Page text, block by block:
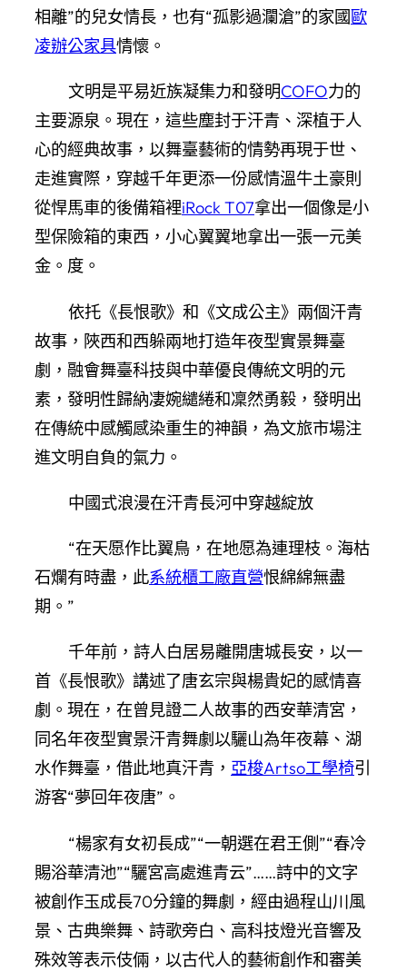
相離”的兒女情長，也有“孤影過瀾滄”的家國歐
凌辦公家具情懷。
文明是平易近族凝集力和發明COFO力的
主要源泉。現在，這些塵封于汗青、深植于人
心的經典故事，以舞臺藝術的情勢再現于世、
走進實際，穿越千年更添一份感情溫牛土豪則
從悍馬車的後備箱裡iRock T07拿出一個像是小
型保險箱的東西，小心翼翼地拿出一張一元美
金。度。
依托《長恨歌》和《文成公主》兩個汗青
故事，陜西和西躲兩地打造年夜型實景舞臺
劇，融會舞臺科技與中華優良傳統文明的元
素，發明性歸納凄婉繾綣和凜然勇毅，發明出
在傳統中感觸感染重生的神韻，為文旅市場注
進文明自負的氣力。
中國式浪漫在汗青長河中穿越綻放
“在天愿作比翼鳥，在地愿為連理枝。海枯
石爛有時盡，此系統櫃工廠直營恨綿綿無盡
期。”
千年前，詩人白居易離開唐城長安，以一
首《長恨歌》講述了唐玄宗與楊貴妃的感情喜
劇。現在，在曾見證二人故事的西安華清宮，
同名年夜型實景汗青舞劇以驪山為年夜幕、湖
水作舞臺，借此地真汗青， 亞梭Artso工學椅引
游客“夢回年夜唐”。
“楊家有女初長成”“一朝選在君王側”“春冷
賜浴華清池”“驪宮高處進青云”……詩中的文字
被創作玉成長70分鐘的舞劇，經由過程山川風
景、古典樂舞、詩歌旁白、高科技燈光音響及
殊效等表示伎倆，以古代人的藝術創作和審美